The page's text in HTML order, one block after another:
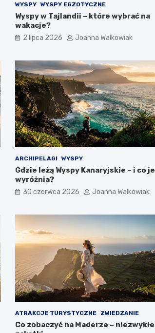
WYSPY WYSPY EGZOTYCZNE
Wyspy w Tajlandii – które wybrać na
wakacje?
2 lipca 2026 Joanna Walkowiak
ARCHIPELAGI WYSPY
Gdzie leżą Wyspy Kanaryjskie – i co je
wyróżnia?
30 czerwca 2026 Joanna Walkowiak
ATRAKCJE TURYSTYCZNE ZWIEDZANIE
Co zobaczyć na Maderze – niezwykłe